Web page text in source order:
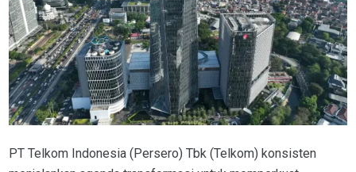
PT Telkom Indonesia (Persero) Tbk (Telkom) konsisten